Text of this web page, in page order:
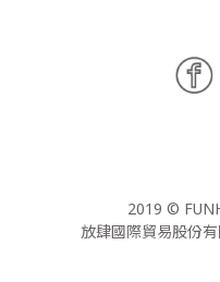
2019 ©
放肆國際貿易股份